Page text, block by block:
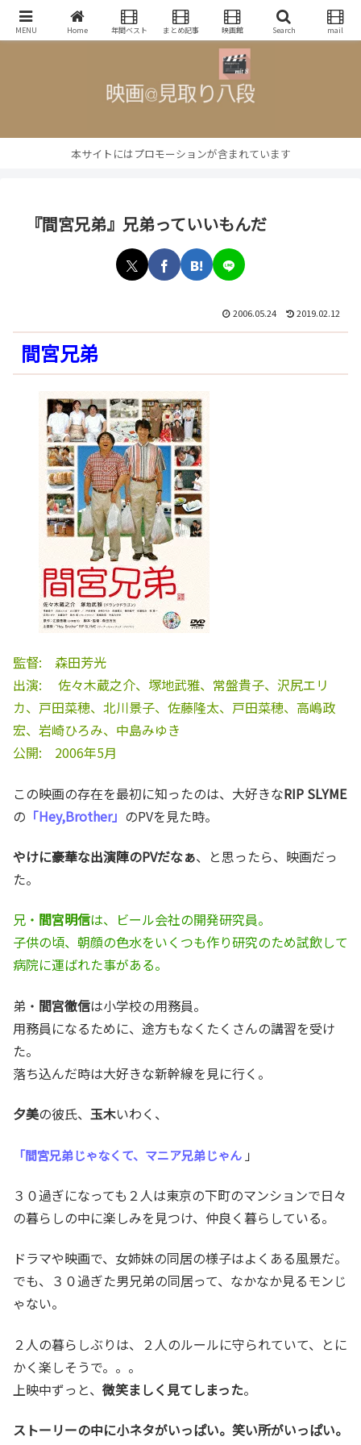
映画批評・レビューブログ
本サイトにはプロモーションが含まれています
『間宮兄弟』兄弟っていいもんだ
2006.05.24 2019.02.12
間宮兄弟
監督: 森田芳光
出演: 佐々木蔵之介、塚地武雅、常盤貴子、沢尻エリ
カ、戸田菜穂、北川景子、佐藤隆太、戸田菜穂、高嶋政
宏、岩崎ひろみ、中島みゆき
公開: 2006年5月
この映画の存在を最初に知ったのは、大好きなRIP SLYME
の 「Hey,Brother」 のPVを見た時。
やけに豪華な出演陣のPVだなぁ、と思ったら、映画だっ
た。
兄・ 間宮明信は、ビール会社の開発研究員。
子供の頃、朝顔の色水をいくつも作り研究のため試飲して
病院に運ばれた事がある。
弟・ 間宮徹信は小学校の用務員。
用務員になるために、途方もなくたくさんの講習を受け
た。
落ち込んだ時は大好きな新幹線を見に行く。
夕美の彼氏、 玉木いわく、
「間宮兄弟じゃなくて、マニア兄弟じゃん 」
３０過ぎになっても２人は東京の下町のマンションで日々
の暮らしの中に楽しみを見つけ、仲良く暮らしている。
ドラマや映画で、女姉妹の同居の様子はよくある風景だ。
でも、３０過ぎた男兄弟の同居って、なかなか見るモンじ
ゃない。
２人の暮らしぶりは、２人のルールに守られていて、とに
かく楽しそうで。。。
上映中ずっと、 微笑ましく見てしまった。
ストーリーの中に小ネタがいっぱい。笑い所がいっぱい。
MENU Home 年間ベスト まとめ記事 映画館 Search mail